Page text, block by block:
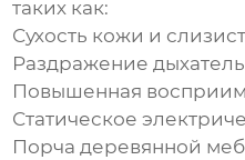
таких как:
Сухость кожи и
Раздражение
Повышенная
Статическое
Порча деревянной